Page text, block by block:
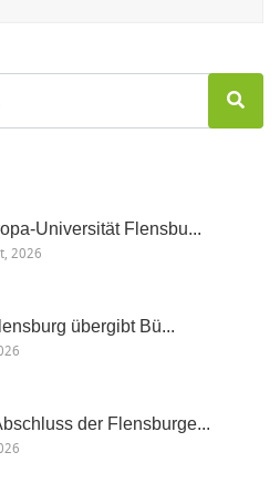
Universität Flensbu...
2026
übergibt Bü...
der Flensburge...